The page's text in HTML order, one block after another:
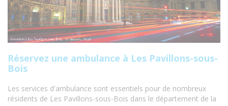
Réservez une ambulance à Les Pavillons-sous-
Bois
Les services d'ambulance sont essentiels pour de nombreux
résidents de Les Pavillons-sous-Bois dans le département de la